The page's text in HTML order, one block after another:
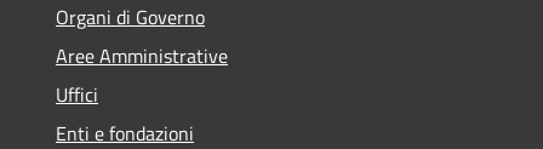
Organi di Governo
Aree Amministrative
Uffici
Enti e fondazioni